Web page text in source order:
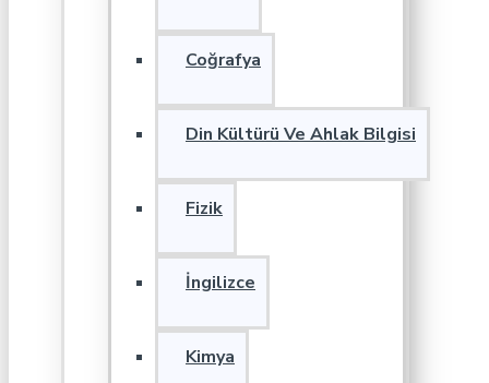
Coğrafya
Din Kültürü Ve Ahlak Bilgisi
Fizik
İngilizce
Kimya